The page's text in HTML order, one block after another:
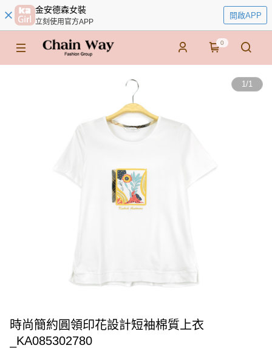
金安德森女裝
立刻使用官方APP
開啟APP
0
1/1
時尚簡約圓領印花設計短袖棉質上衣
_KA085302780